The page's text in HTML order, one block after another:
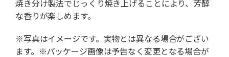
焼き分け製法でじっくり焼き上げることにより、芳醇
な香りが楽しめます。
※写真はイメージです。実物とは異なる場合がござい
ます。※パッケージ画像は予告なく変更となる場合が